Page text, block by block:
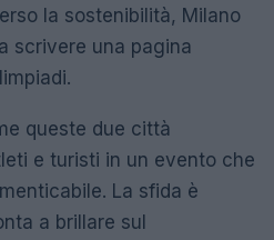
la sostenibilità, Milano
scrivere una pagina
queste due città
e turisti in un evento che
La sfida è
a brillare sul